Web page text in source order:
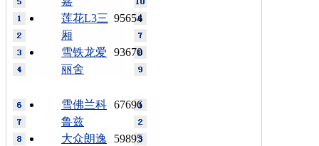
95654
莲花L3三
厢
93670
雪铁龙爱
丽舍
67696
雪佛兰科
鲁兹
59895
大众朗逸